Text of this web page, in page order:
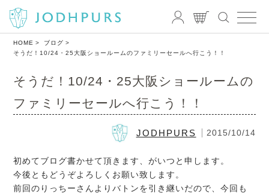
HOME
ブログ
そうだ！10/24・25大阪ショールームのファミリーセールへ行こう！！
そうだ！10/24・25大阪ショールームの
ファミリーセールへ行こう！！
JODHPURS 2015/10/14
初めてブログ書かせて頂きます、がいつと申します。
今後ともどうぞよろしくお願い致します。
前回のりっちーさんよりバトンを引き継いだので、今回も